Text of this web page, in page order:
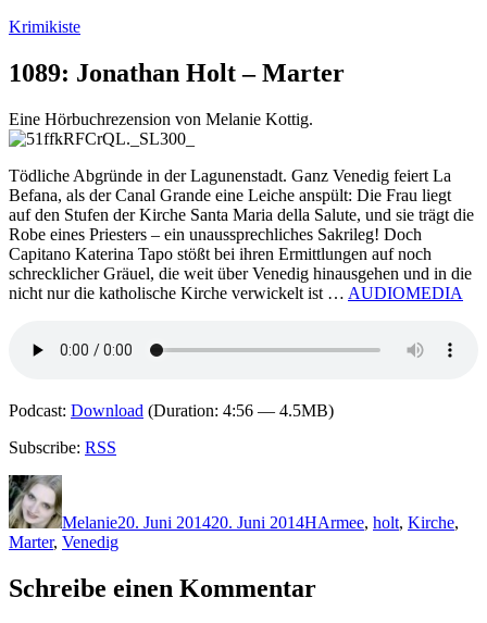
Zum
springen
Krimikiste
1089: Jonathan Holt – Marter
Eine Hörbuchrezension von Melanie Kottig.
Tödliche Abgründe in der Lagunenstadt. Ganz Venedig feiert La
Befana, als der Canal Grande eine Leiche anspült: Die Frau liegt
auf den Stufen der Kirche Santa Maria della Salute, und sie trägt die
Robe eines Priesters – ein unaussprechliches Sakrileg! Doch
Capitano Katerina Tapo stößt bei ihren Ermittlungen auf noch
schrecklicher Gräuel, die weit über Venedig hinausgehen und in die
nicht nur die katholische Kirche verwickelt ist … AUDIOMEDIA
Podcast: Download (Duration: 4:56 — 4.5MB)
Subscribe: RSS
Autor
Melanie20. Juni 201420. Juni 2014HArmee, holt, Kirche,
Marter, Venedig
Schreibe einen Kommentar